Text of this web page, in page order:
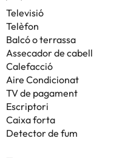
Televisió
Telèfon
Balcó o terrassa
Assecador de cabell
Calefacció
Aire Condicionat
TV de pagament
Escriptori
Caixa forta
Detector de fum